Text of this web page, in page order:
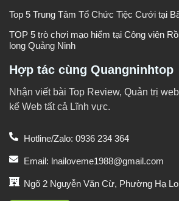
Top 5 Trung Tâm Tổ Chức Tiệc Cưới tại
TOP 5 trò chơi mạo hiểm tại Công viên
long Quảng Ninh
Hợp tác cùng Quangninhtop
Nhận viết bài Top Review, Quản trị
kế Web tất cả Lĩnh vực.
Hotline/Zalo: 0936 234 364
Email: lnailoveme1988@gmail.com
Ngõ 2 Nguyễn Văn Cừ, Phường Hạ